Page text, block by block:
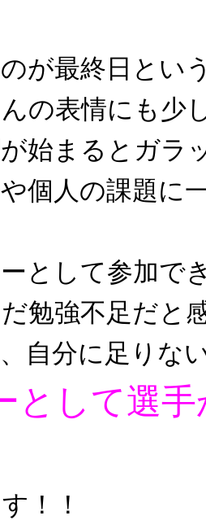
が最終日とい
の表情にも少
始まるとガラ
個人の課題に
として参加で
勉強不足だと
自分に足りな
として選
！！